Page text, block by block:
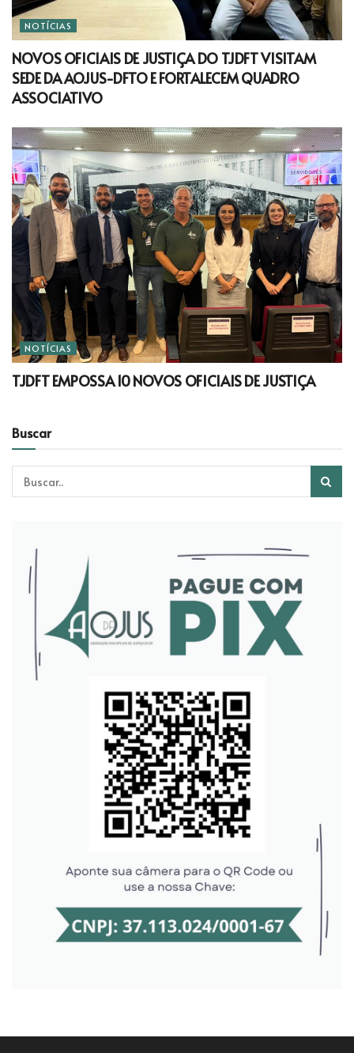
NOTÍCIAS
NOVOS OFICIAIS DE JUSTIÇA DO TJDFT VISITAM
SEDE DA AOJUS-DFTO E FORTALECEM QUADRO
ASSOCIATIVO
NOTÍCIAS
TJDFT EMPOSSA 10 NOVOS OFICIAIS DE JUSTIÇA
Buscar